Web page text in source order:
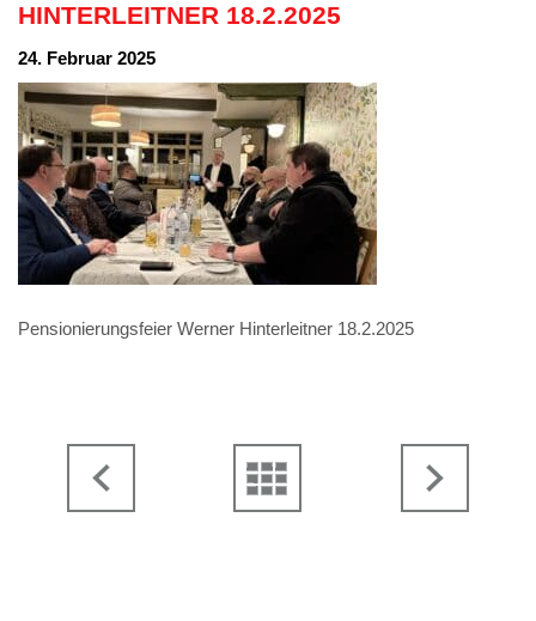
HINTERLEITNER 18.2.2025
24. Februar 2025
Pensionierungsfeier Werner Hinterleitner 18.2.2025